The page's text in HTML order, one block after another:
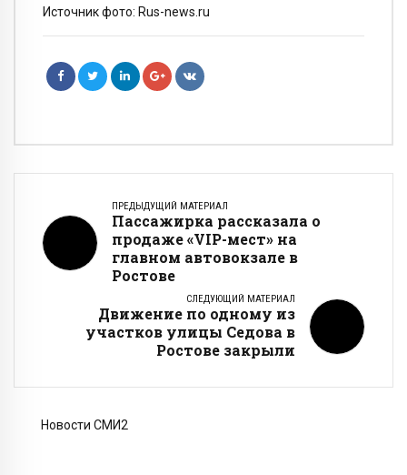
Источник фото: Rus-news.ru
ПРЕДЫДУЩИЙ МАТЕРИАЛ
Пассажирка рассказала о
продаже «VIP-мест» на
главном автовокзале в
Ростове
СЛЕДУЮЩИЙ МАТЕРИАЛ
Движение по одному из
участков улицы Седова в
Ростове закрыли
Новости СМИ2